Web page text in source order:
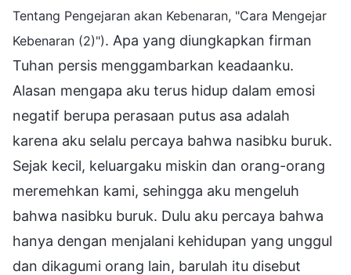
Tentang Pengejaran akan Kebenaran, "Cara Mengejar
Kebenaran (2)"). Apa yang diungkapkan firman
Tuhan persis menggambarkan keadaanku.
Alasan mengapa aku terus hidup dalam emosi
negatif berupa perasaan putus asa adalah
karena aku selalu percaya bahwa nasibku buruk.
Sejak kecil, keluargaku miskin dan orang-orang
meremehkan kami, sehingga aku mengeluh
bahwa nasibku buruk. Dulu aku percaya bahwa
hanya dengan menjalani kehidupan yang unggul
dan dikagumi orang lain, barulah itu disebut